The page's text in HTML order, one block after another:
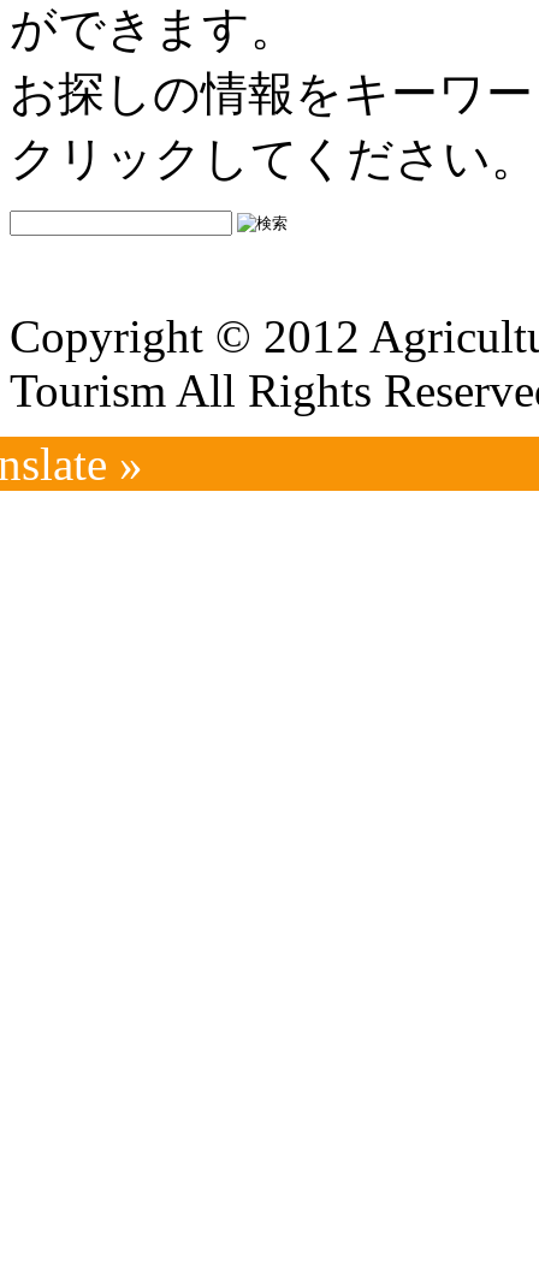
ができます。
お探しの情報をキーワ
クリックしてください。
Copyright © 2012
Tourism All Rights
»